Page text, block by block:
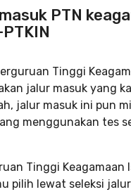
PTN
Tinggi
jalur masuk yang
jalur masuk ini pun
menggunakan tes
Tinggi Keagamaan
pilih lewat seleksi